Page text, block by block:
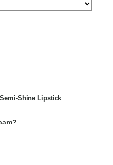
Shine Lipstick